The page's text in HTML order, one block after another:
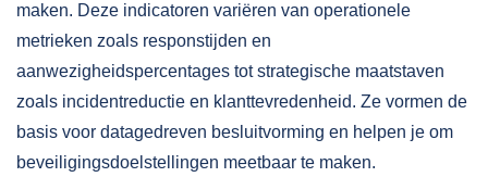
maken. Deze indicatoren variëren van operationele
metrieken zoals responstijden en
aanwezigheidspercentages tot strategische maatstaven
zoals incidentreductie en klanttevredenheid. Ze vormen de
basis voor datagedreven besluitvorming en helpen je om
beveiligingsdoelstellingen meetbaar te maken.